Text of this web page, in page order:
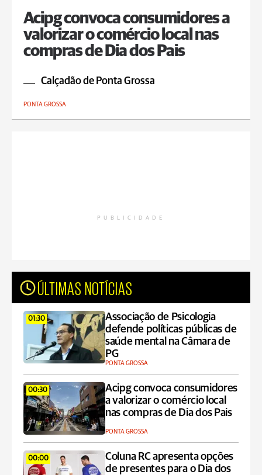
Acipg convoca consumidores a
valorizar o comércio local nas
compras de Dia dos Pais
Calçadão de Ponta Grossa
PONTA GROSSA
PUBLICIDADE
ÚLTIMAS NOTÍCIAS
01:30
Associação de Psicologia
defende políticas públicas de
saúde mental na Câmara de
PG
PONTA GROSSA
00:30
Acipg convoca consumidores
a valorizar o comércio local
nas compras de Dia dos Pais
PONTA GROSSA
00:00
Coluna RC apresenta opções
de presentes para o Dia dos